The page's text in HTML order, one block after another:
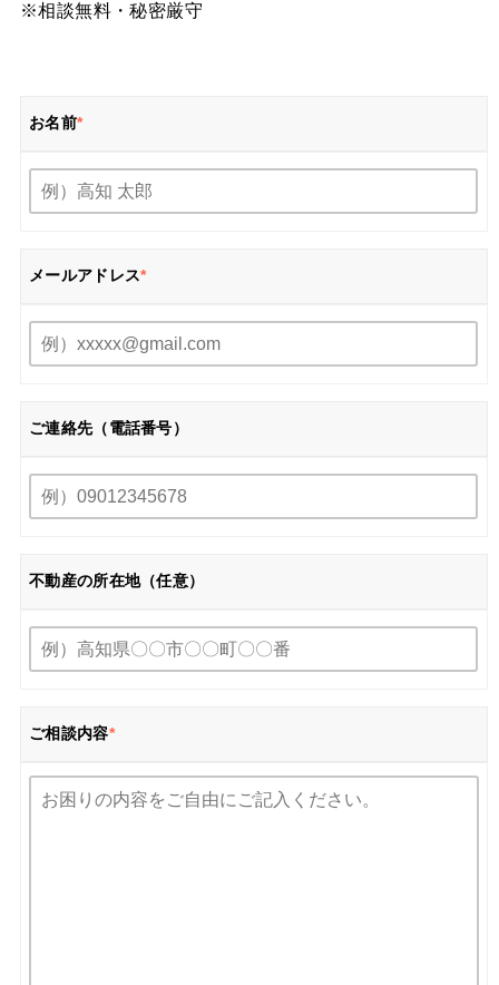
※相談無料・秘密厳守
お名前*
メールアドレス*
ご連絡先（電話番号）
不動産の所在地（任意）
ご相談内容*